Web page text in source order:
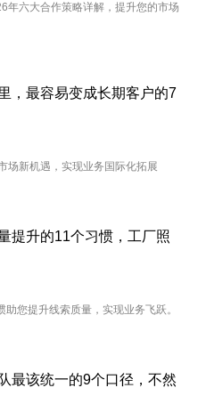
年六大合作策略详解，提升您的市场
，最容易变成长期客户的7
场新机遇，实现业务国际化拓展
提升的11个习惯，工厂照
您提升线索质量，实现业务飞跃。
最该统一的9个口径，不然